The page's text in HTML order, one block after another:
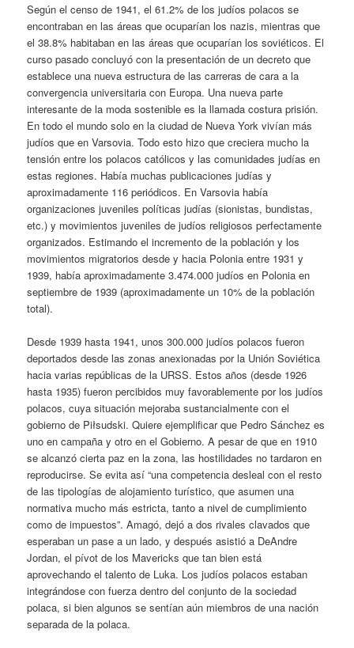
Según el censo de 1941, el 61.2% de los judíos polacos se
encontraban en las áreas que ocuparían los nazis, mientras que
el 38.8% habitaban en las áreas que ocuparían los soviéticos. El
curso pasado concluyó con la presentación de un decreto que
establece una nueva estructura de las carreras de cara a la
convergencia universitaria con Europa. Una nueva parte
interesante de la moda sostenible es la llamada costura prisión.
En todo el mundo solo en la ciudad de Nueva York vivían más
judíos que en Varsovia. Todo esto hizo que creciera mucho la
tensión entre los polacos católicos y las comunidades judías en
estas regiones. Había muchas publicaciones judías y
aproximadamente 116 periódicos. En Varsovia había
organizaciones juveniles políticas judías (sionistas, bundistas,
etc.) y movimientos juveniles de judíos religiosos perfectamente
organizados. Estimando el incremento de la población y los
movimientos migratorios desde y hacia Polonia entre 1931 y
1939, había aproximadamente 3.474.000 judíos en Polonia en
septiembre de 1939 (aproximadamente un 10% de la población
total).
Desde 1939 hasta 1941, unos 300.000 judíos polacos fueron
deportados desde las zonas anexionadas por la Unión Soviética
hacia varias repúblicas de la URSS. Estos años (desde 1926
hasta 1935) fueron percibidos muy favorablemente por los judíos
polacos, cuya situación mejoraba sustancialmente con el
gobierno de Piłsudski. Quiere ejemplificar que Pedro Sánchez es
uno en campaña y otro en el Gobierno. A pesar de que en 1910
se alcanzó cierta paz en la zona, las hostilidades no tardaron en
reproducirse. Se evita así “una competencia desleal con el resto
de las tipologías de alojamiento turístico, que asumen una
normativa mucho más estricta, tanto a nivel de cumplimiento
como de impuestos”. Amagó, dejó a dos rivales clavados que
esperaban un pase a un lado, y después asistió a DeAndre
Jordan, el pívot de los Mavericks que tan bien está
aprovechando el talento de Luka. Los judíos polacos estaban
integrándose con fuerza dentro del conjunto de la sociedad
polaca, si bien algunos se sentían aún miembros de una nación
separada de la polaca.